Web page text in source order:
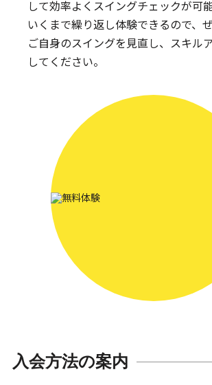
して効率よくスイングチェックが可
いくまで繰り返し体験できるので、
ご自身のスイングを見直し、スキル
してください。
入会方法の案内